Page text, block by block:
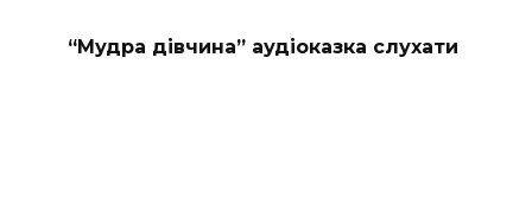
“Мудра дівчина” аудіоказка слухати